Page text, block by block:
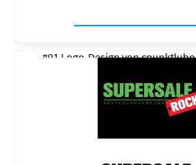
#91 Logo-Design voncpunktlubo